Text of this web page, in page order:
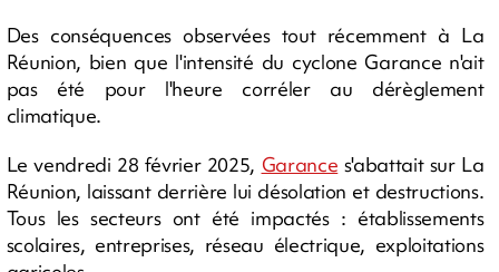
Des conséquences observées tout récemment à La
Réunion, bien que l'intensité du cyclone Garance n'ait
pas été pour l'heure corréler au dérèglement
climatique.
Le vendredi 28 février 2025, Garance s'abattait sur La
Réunion, laissant derrière lui désolation et destructions.
Tous les secteurs ont été impactés : établissements
scolaires, entreprises, réseau électrique, exploitations